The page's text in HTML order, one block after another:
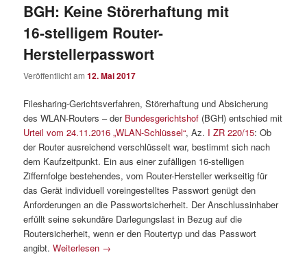
BGH: Keine Störerhaftung mit
16-stelligem Router-
Herstellerpasswort
Veröffentlicht am12. Mai 2017
Filesharing-Gerichtsverfahren, Störerhaftung und Absicherung
des WLAN-Routers – der Bundesgerichtshof (BGH) entschied mit
Urteil vom 24.11.2016 „WLAN-Schlüssel“, Az. I ZR 220/15: Ob
der Router ausreichend verschlüsselt war, bestimmt sich nach
dem Kaufzeitpunkt. Ein aus einer zufälligen 16-stelligen
Ziffernfolge bestehendes, vom Router-Hersteller werkseitig für
das Gerät individuell voreingestelltes Passwort genügt den
Anforderungen an die Passwortsicherheit. Der Anschlussinhaber
erfüllt seine sekundäre Darlegungslast in Bezug auf die
Routersicherheit, wenn er den Routertyp und das Passwort
angibt.Weiterlesen →